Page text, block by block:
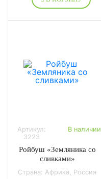
Артикул:
3223
В наличии
Ройбуш «Земляника со
сливками»
Страна: Африка, Россия